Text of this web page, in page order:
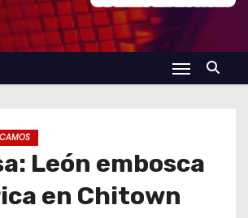
León embosca
en Chitown